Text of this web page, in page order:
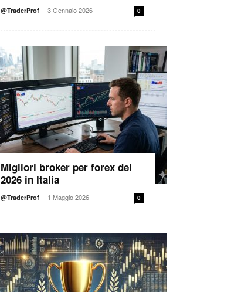
@TraderProf - 3 Gennaio 2026 0
Migliori broker per forex del
2026 in Italia
@TraderProf - 1 Maggio 2026 0